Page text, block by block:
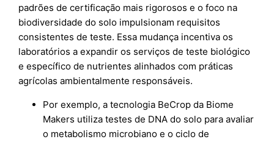
padrões de certificação mais rigorosos e o foco na
biodiversidade do solo impulsionam requisitos
consistentes de teste. Essa mudança incentiva os
laboratórios a expandir os serviços de teste biológico
e específico de nutrientes alinhados com práticas
agrícolas ambientalmente responsáveis.
Por exemplo, a tecnologia BeCrop da Biome
Makers utiliza testes de DNA do solo para avaliar
o metabolismo microbiano e o ciclo de